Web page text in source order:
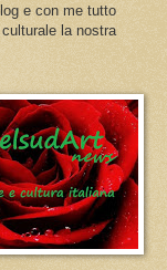
e con me tutto
la nostra